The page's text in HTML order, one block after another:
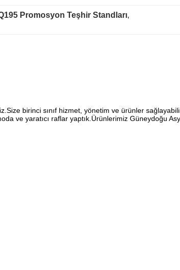
Promosyon Teşhir Standları,
birinci sınıf hizmet, yönetim ve ürünler
ve yaratıcı raflar yaptık.Ürünlerimiz Güneydoğu